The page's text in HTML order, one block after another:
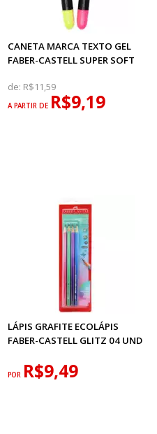
CANETA MARCA TEXTO GEL
FABER-CASTELL SUPER SOFT
de: R$11,59
A PARTIR DE R$9,19
LÁPIS GRAFITE ECOLÁPIS
FABER-CASTELL GLITZ 04 UND
POR R$9,49